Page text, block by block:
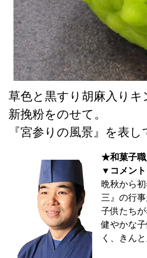
草色と黒すり胡麻入り
新挽粉をのせて。
『宮参りの風景』を表し
★和菓子職
▼コメント
晩秋から
三』の行
子供たち
健やかな
く、きん